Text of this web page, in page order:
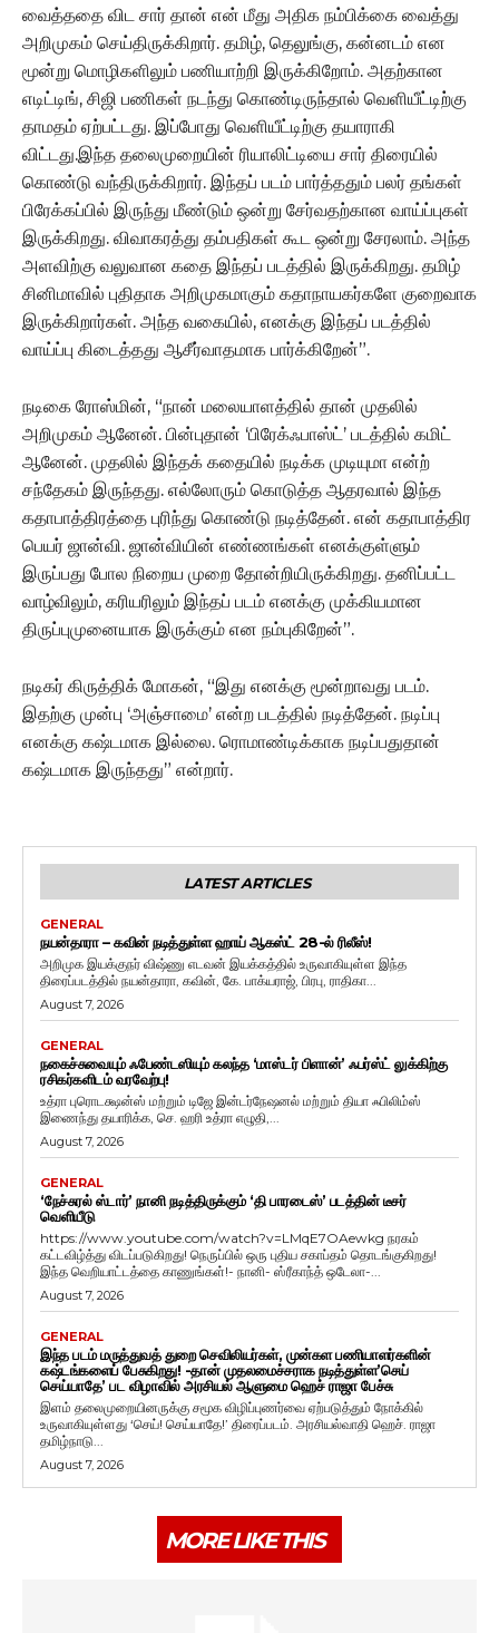
வைத்ததை விட சார் தான் என் மீது அதிக நம்பிக்கை வைத்து
அறிமுகம் செய்திருக்கிறார். தமிழ், தெலுங்கு, கன்னடம் என
மூன்று மொழிகளிலும் பணியாற்றி இருக்கிறோம். அதற்கான
எடிட்டிங், சிஜி பணிகள் நடந்து கொண்டிருந்தால் வெளியீட்டிற்கு
தாமதம் ஏற்பட்டது. இப்போது வெளியீட்டிற்கு தயாராகி
விட்டது.இந்த தலைமுறையின் ரியாலிட்டியை சார் திரையில்
கொண்டு வந்திருக்கிறார். இந்தப் படம் பார்த்ததும் பலர் தங்கள்
பிரேக்கப்பில் இருந்து மீண்டும் ஒன்று சேர்வதற்கான வாய்ப்புகள்
இருக்கிறது. விவாகரத்து தம்பதிகள் கூட ஒன்று சேரலாம். அந்த
அளவிற்கு வலுவான கதை இந்தப் படத்தில் இருக்கிறது. தமிழ்
சினிமாவில் புதிதாக அறிமுகமாகும் கதாநாயகர்களே குறைவாக
இருக்கிறார்கள். அந்த வகையில், எனக்கு இந்தப் படத்தில்
வாய்ப்பு கிடைத்தது ஆசீர்வாதமாக பார்க்கிறேன்”.
நடிகை ரோஸ்மின், “நான் மலையாளத்தில் தான் முதலில்
அறிமுகம் ஆனேன். பின்புதான் ‘பிரேக்ஃபாஸ்ட்’ படத்தில் கமிட்
ஆனேன். முதலில் இந்தக் கதையில் நடிக்க முடியுமா என்ற்
சந்தேகம் இருந்தது. எல்லோரும் கொடுத்த ஆதரவால் இந்த
கதாபாத்திரத்தை புரிந்து கொண்டு நடித்தேன். என் கதாபாத்திர
பெயர் ஜான்வி. ஜான்வியின் எண்ணங்கள் எனக்குள்ளும்
இருப்பது போல நிறைய முறை தோன்றியிருக்கிறது. தனிப்பட்ட
வாழ்விலும், கரியரிலும் இந்தப் படம் எனக்கு முக்கியமான
திருப்புமுனையாக இருக்கும் என நம்புகிறேன்”.
நடிகர் கிருத்திக் மோகன், “இது எனக்கு மூன்றாவது படம்.
இதற்கு முன்பு ‘அஞ்சாமை’ என்ற படத்தில் நடித்தேன். நடிப்பு
எனக்கு கஷ்டமாக இல்லை. ரொமாண்டிக்காக நடிப்பதுதான்
கஷ்டமாக இருந்தது” என்றார்.
LATEST ARTICLES
GENERAL
நயன்தாரா – கவின் நடித்துள்ள ஹாய் ஆகஸ்ட் 28-ல் ரிலீஸ்!
அறிமுக இயக்குநர் விஷ்ணு எடவன் இயக்கத்தில் உருவாகியுள்ள இந்த
திரைப்படத்தில் நயன்தாரா, கவின், கே. பாக்யராஜ், பிரபு, ராதிகா...
August 7, 2026
GENERAL
நகைச்சுவையும் ஃபேண்டஸியும் கலந்த ‘மாஸ்டர் பிளான்’ ஃபர்ஸ்ட் லுக்கிற்கு
ரசிகர்களிடம் வரவேற்பு!
உத்ரா புரொடக்ஷன்ஸ் மற்றும் டிஜே இன்டர்நேஷனல் மற்றும் தியா ஃபிலிம்ஸ்
இணைந்து தயாரிக்க, செ. ஹரி உத்ரா எழுதி,...
August 7, 2026
GENERAL
‘நேச்சுரல் ஸ்டார்’ நானி நடித்திருக்கும் ‘தி பாரடைஸ்’ படத்தின் டீசர்
வெளியீடு
https://www.youtube.com/watch?v=LMqE7OAewkg நரகம்
கட்டவிழ்த்து விடப்படுகிறது! நெருப்பில் ஒரு புதிய சகாப்தம் தொடங்குகிறது!
இந்த வெறியாட்டத்தை காணுங்கள்!- நானி- ஸ்ரீகாந்த் ஒடேலா-...
August 7, 2026
GENERAL
இந்த படம் மருத்துவத் துறை செவிலியர்கள், முன்கள பணியாளர்களின்
கஷ்டங்களைப் பேசுகிறது! -தான் முதலமைச்சராக நடித்துள்ள’செய்
செய்யாதே’ பட விழாவில் அரசியல் ஆளுமை ஹெச் ராஜா பேச்சு
இளம் தலைமுறையினருக்கு சமூக விழிப்புணர்வை ஏற்படுத்தும் நோக்கில்
உருவாகியுள்ளது ‘செய்! செய்யாதே!’ திரைப்படம். அரசியல்வாதி ஹெச். ராஜா
தமிழ்நாடு...
August 7, 2026
MORE LIKE THIS